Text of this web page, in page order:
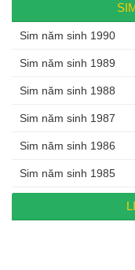
Sim năm sinh 1990
Sim năm sinh 1989
Sim năm sinh 1988
Sim năm sinh 1987
Sim năm sinh 1986
Sim năm sinh 1985